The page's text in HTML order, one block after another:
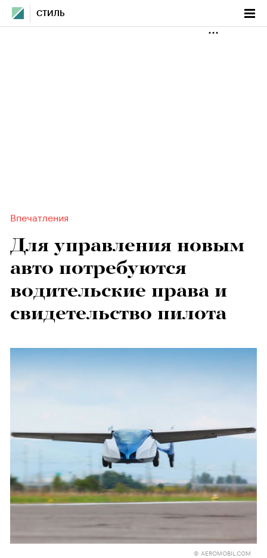
СТИЛЬ
Впечатления
Для управления новым
авто потребуются
водительские права и
свидетельство пилота
© AEROMOBIL.COM